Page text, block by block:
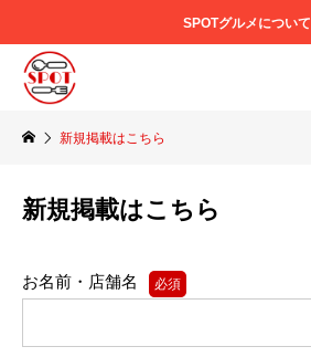
SPOTグルメについて
新規掲載はこちら
新規掲載はこちら
お名前・店舗名 必須